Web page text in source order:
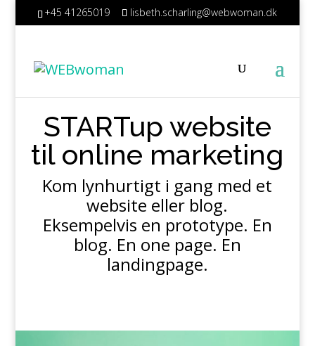
+45 41265019 lisbeth.scharling@webwoman.dk
STARTup website
til online marketing
Kom lynhurtigt i gang med et
website eller blog.
Eksempelvis en prototype. En
blog. En one page. En
landingpage.